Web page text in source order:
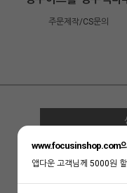
주문제작/CS문의
www.focusinshop.com
앱다운 고객님께 5000원